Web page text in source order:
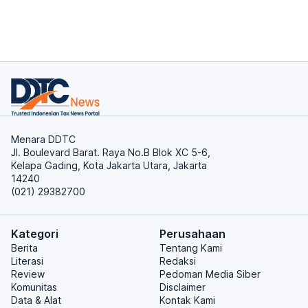
Menara DDTC
Jl. Boulevard Barat. Raya No.B Blok XC 5-6,
Kelapa Gading, Kota Jakarta Utara, Jakarta
14240
(021) 29382700
Kategori
Berita
Literasi
Review
Komunitas
Data & Alat
Perusahaan
Tentang Kami
Redaksi
Pedoman Media Siber
Disclaimer
Kontak Kami